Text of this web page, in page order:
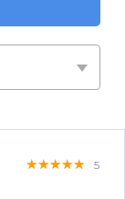
★★★★★
★★★★★
★★★★★ 5